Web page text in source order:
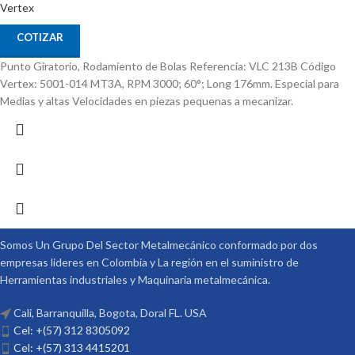
Vertex
COTIZAR
Punto Giratorio, Rodamiento de Bolas Referencia: VLC 213B Código
Vertex: 5001-014 MT3A, RPM 3000; 60°; Long 176mm. Especial para
Medias y altas Velocidades en piezas pequenas a mecanizar.
Somos Un Grupo Del Sector Metalmecánico conformado por dos
empresas lideres en Colombia y La región en el suministro de
Herramientas industriales y Maquinaria metalmecánica.
Cali, Barranquilla, Bogota, Doral FL. USA
Cel: +(57) 312 8305092
Cel: +(57) 313 4415201